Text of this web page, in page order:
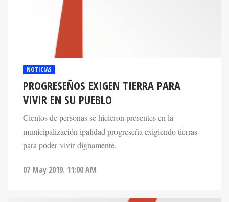
NOTICIAS
PROGRESEÑOS EXIGEN TIERRA PARA
VIVIR EN SU PUEBLO
Cientos de personas se hicieron presentes en la
municipalización ipalidad progreseña exigiendo tierras
para poder vivir dignamente.
07 May 2019. 11:00 AM